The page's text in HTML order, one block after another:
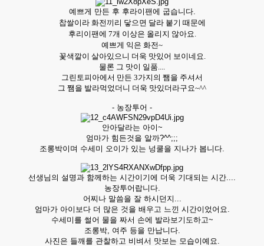
예쁘게 만든 후 후라이팬에 굽습니다.
찹쌀이라 화전끼리 닿으면 달라 붙기 때문에
후리이팬에 7개 이상은 올리지 않아요.
예쁘게 익은 화전~
꽃색깔이 살아있으니 더욱 맛있어 보이네요.
물론 그 맛이 일품....
그린토피아에서 만든 3가지의 쨈을 주셔서
그 쨈을 발라먹었더니 더욱 맛있더라구요~^^
- 농장투어 -
안아달라는 아이~
엄마가 힘든것을 알까?^^;;;
조롱박이며 수세미 오이가 있는 넝쿨을 지나가 봅니다.
선생님의 설명과 함께하는 시간이기에 더욱 기대되는 시간....
농장투어랍니다.
어찌나 말씀을 잘 하시던지...
엄마가 아이보다 더 많은 것을 배우고 느낀 시간이었어요.
수세미를 썰어 물을 짜서 손에 발라보기도하고~
조롱박, 여주 등을 만납니다.
사진은 들깨를 관찰하고 비벼서 맛보는 모습이예요.